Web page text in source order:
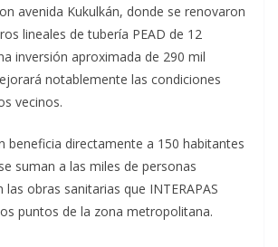
avenida Kukulkán, donde se renovaron
lineales de tubería PEAD de 12
inversión aproximada de 290 mil
notablemente las condiciones
vecinos.
beneficia directamente a 150 habitantes
suman a las miles de personas
obras sanitarias que INTERAPAS
puntos de la zona metropolitana.